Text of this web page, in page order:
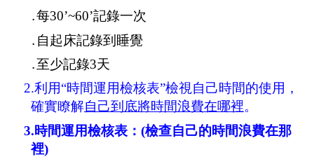
․每30’~60’記錄一次
․ 自起床記錄到睡覺
․至少記錄3天
2.利用“時間運用檢核表”檢視自己時間的使用，
確實瞭解自己到底將時間浪費在哪裡。
3.時間運用檢核表： (檢查自己的時間浪費在那
裡)